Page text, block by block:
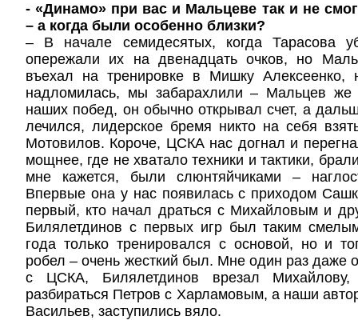
- «Динамо» при вас и Мальцеве так и не
– а когда были особенно близки?
– В начале семидесятых, когда Тарасова
опережали их на двенадцать очков, но
въехал на тренировке в Мишку Алексеенко,
надломилась, мы забарахлили – Мальцев же
наших побед, он обычно открывал счет, а
лечился, лидерское бремя никто на себя
Мотовилов. Короче, ЦСКА нас догнал и
мощнее, где не хватало техники и тактики,
мне кажется, были слюнтяйчиками –
Впервые она у нас появилась с приходом
первый, кто начал драться с Михайловым и
Билялетдинов с первых игр был таким
года только тренировался с основой, но и
робел – очень жесткий был. Мне один раз даже
с ЦСКА, Билялетдинов врезал
разбираться Петров с Харламовым, а наши
Васильев, заступились вяло.